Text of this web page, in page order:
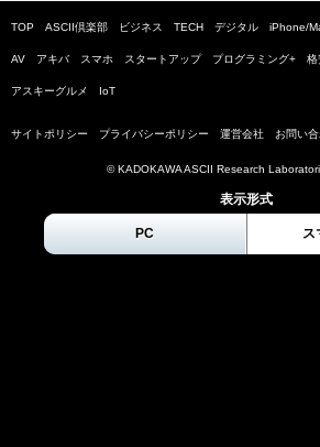
TOP ASCII倶楽部 ビジネス TECH デジタル iPhone/
AV アキバ スマホ スタートアップ プログラミング+ 格
アスキーグルメ IoT
サイトポリシー プライバシーポリシー 運営会社 お問い
© KADOKAWA ASCII Research
表示形式
PC ス